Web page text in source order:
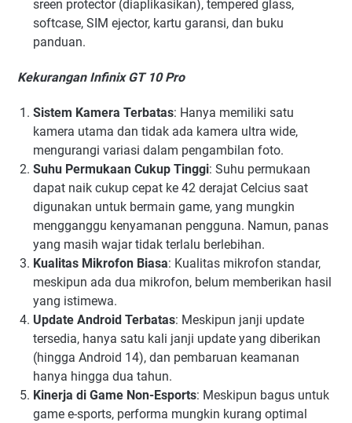
sreen protector (diaplikasikan), tempered glass,
softcase, SIM ejector, kartu garansi, dan buku
panduan.
Kekurangan Infinix GT 10 Pro
Sistem Kamera Terbatas: Hanya memiliki satu
kamera utama dan tidak ada kamera ultra wide,
mengurangi variasi dalam pengambilan foto.
Suhu Permukaan Cukup Tinggi: Suhu permukaan
dapat naik cukup cepat ke 42 derajat Celcius saat
digunakan untuk bermain game, yang mungkin
mengganggu kenyamanan pengguna. Namun, panas
yang masih wajar tidak terlalu berlebihan.
Kualitas Mikrofon Biasa: Kualitas mikrofon standar,
meskipun ada dua mikrofon, belum memberikan hasil
yang istimewa.
Update Android Terbatas: Meskipun janji update
tersedia, hanya satu kali janji update yang diberikan
(hingga Android 14), dan pembaruan keamanan
hanya hingga dua tahun.
Kinerja di Game Non-Esports: Meskipun bagus untuk
game e-sports, performa mungkin kurang optimal